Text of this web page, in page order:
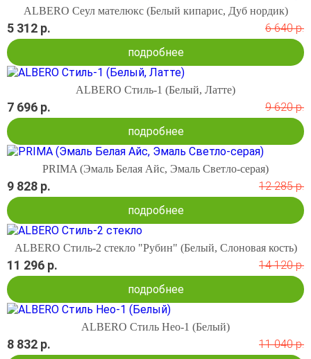
ALBERO Сеул мателюкс (Белый кипарис, Дуб нордик)
5 312 р.
6 640 р.
подробнее
ALBERO Стиль-1 (Белый, Латте)
7 696 р.
9 620 р.
подробнее
PRIMA (Эмаль Белая Айс, Эмаль Светло-серая)
9 828 р.
12 285 р.
подробнее
ALBERO Стиль-2 стекло "Рубин" (Белый, Слоновая кость)
11 296 р.
14 120 р.
подробнее
ALBERO Стиль Нео-1 (Белый)
8 832 р.
11 040 р.